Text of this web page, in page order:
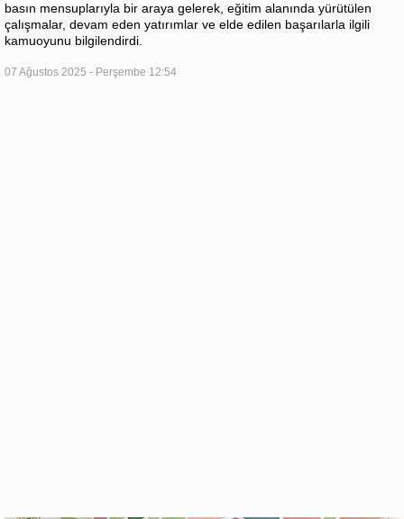
basın mensuplarıyla bir araya gelerek, eğitim alanında yürütülen
çalışmalar, devam eden yatırımlar ve elde edilen başarılarla ilgili
kamuoyunu bilgilendirdi.
07 Ağustos 2025 - Perşembe 12:54